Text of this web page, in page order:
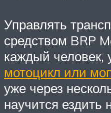
Управлять
средством BRP
каждый
мотоцикл или
уже через
научится ездить